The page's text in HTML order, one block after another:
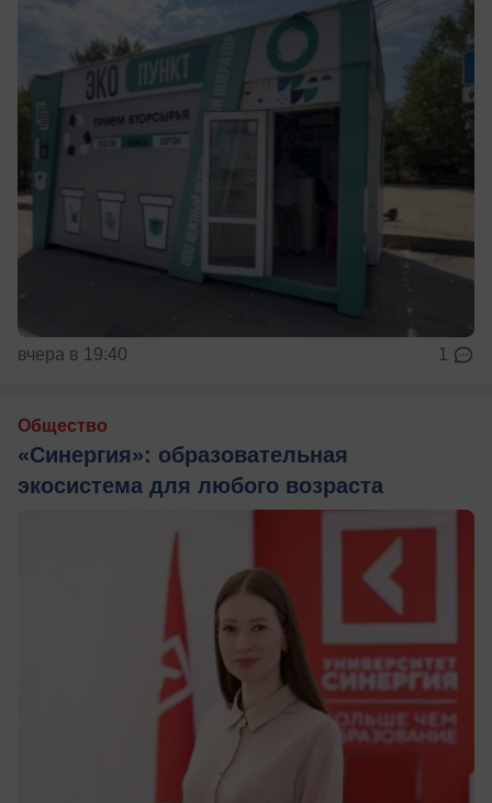
вчера в 19:40 1
Общество
«Синергия»: образовательная
экосистема для любого возраста